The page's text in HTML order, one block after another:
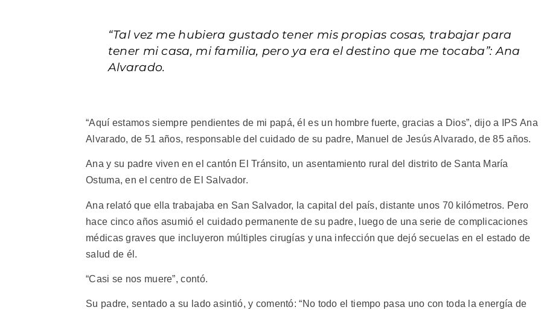
“Tal vez me hubiera gustado tener mis propias cosas, trabajar para
tener mi casa, mi familia, pero ya era el destino que me tocaba”: Ana
Alvarado.
“Aquí estamos siempre pendientes de mi papá, él es un hombre fuerte, gracias a Dios”, dijo a IPS Ana
Alvarado, de 51 años, responsable del cuidado de su padre, Manuel de Jesús Alvarado, de 85 años.
Ana y su padre viven en el cantón El Tránsito, un asentamiento rural del distrito de Santa María
Ostuma, en el centro de El Salvador.
Ana relató que ella trabajaba en San Salvador, la capital del país, distante unos 70 kilómetros. Pero
hace cinco años asumió el cuidado permanente de su padre, luego de una serie de complicaciones
médicas graves que incluyeron múltiples cirugías y una infección que dejó secuelas en el estado de
salud de él.
“Casi se nos muere”, contó.
Su padre, sentado a su lado asintió, y comentó: “No todo el tiempo pasa uno con toda la energía de